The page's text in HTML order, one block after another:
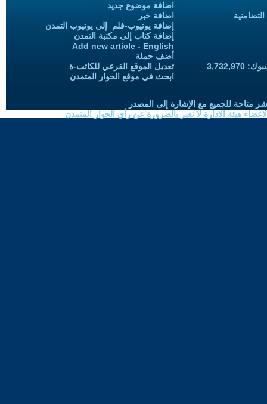
اضافة موضوع جديد
اضافة خبر
إضافة يوتيوب-فلم إلى يوتيوب التمدن
إضافة كتاب إلى مكتبة التمدن
Add new article - English
أضف حملة
تعديل الموقع الفرعي للكاتب-ة
ابحث في موقع الحوار المتمدن
متاحة للجميع مع الإشارة إلى المصدر
هيئة الادارة لا تعبر بالضرورة عن رأي الحوار المتمدن